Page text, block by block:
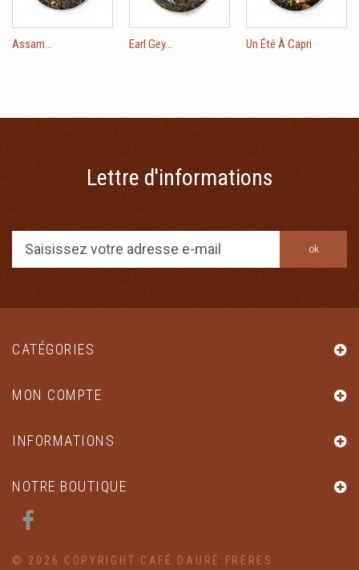
Assam... Earl Gey... Un Été À Capri
Lettre d'informations
ok
CATÉGORIES
MON COMPTE
INFORMATIONS
© 2026 COPYRIGHT CAFÉ DAURÉ FRÈRES
NOTRE BOUTIQUE